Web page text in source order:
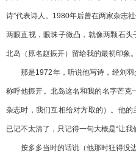
诗”代表诗人。1980年后曾在两家杂志
两眼直视，眼珠子微凸，就像两颗石
北岛（原名赵振开）留给我的最初印象。
那是1972年，听说他写诗，经刘羽
称呼他振开。北岛这名和我的名字芒
杂志时，我们互相给对方取的）。他
已记不太清了，只记得一句大概是“让我
按多多当时的话说（他那时狂得没边